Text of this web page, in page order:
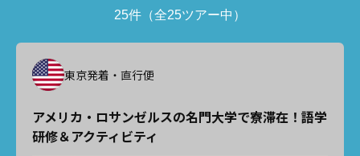
25件（全25ツアー中）
東京発着・直行便
アメリカ・ロサンゼルスの名門大学で寮滞在！語学
研修＆アクティビティ